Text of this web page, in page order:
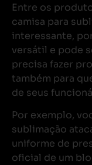
Entre os
camisa para
interessante,
versátil e pode
precisa fazer
também para
de seus
Por exemplo,
sublimação
uniforme de
oficial de um